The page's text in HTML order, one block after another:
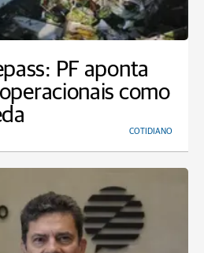
PF aponta
como
COTIDIANO